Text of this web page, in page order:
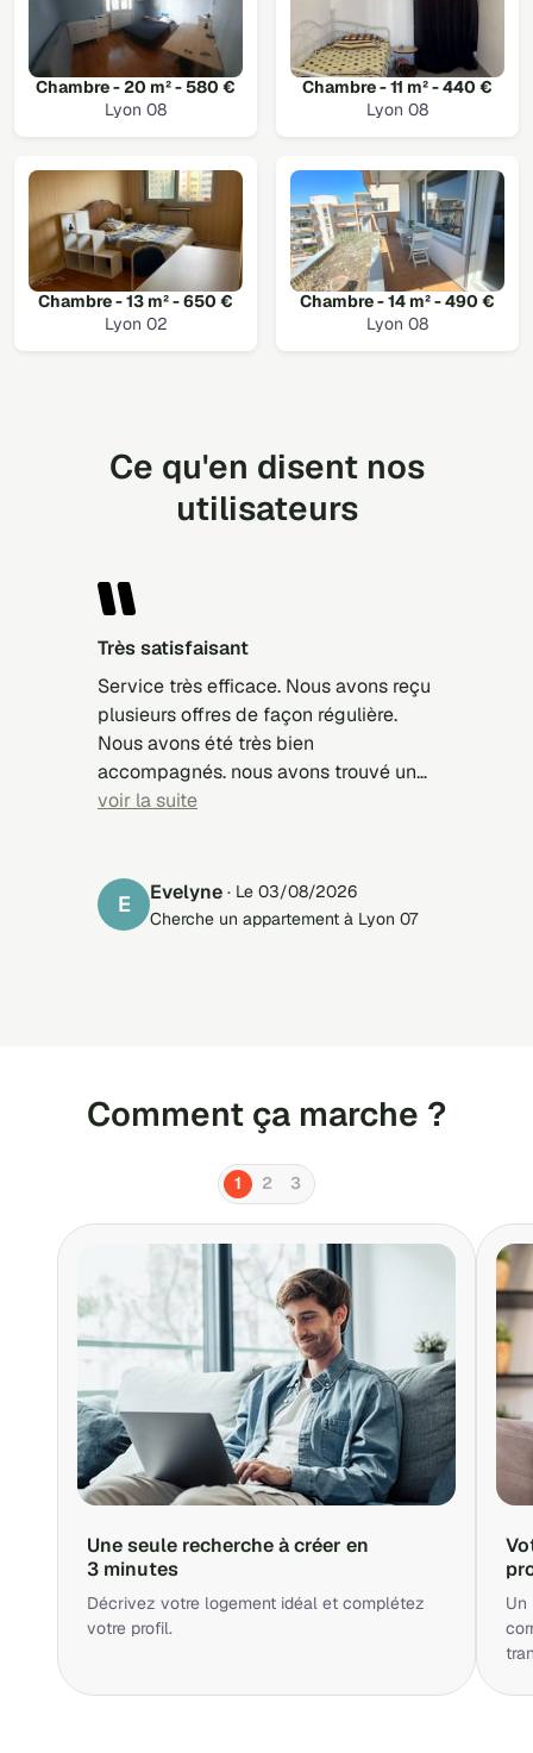
Chambre - 20 m² - 580 €
Lyon 08
Chambre - 11 m² - 440 €
Lyon 08
Chambre - 13 m² - 650 €
Lyon 02
Chambre - 14 m² - 490 €
Lyon 08
Ce qu'en disent nos
utilisateurs
Très satisfaisant
Service très efficace. Nous avons reçu
plusieurs offres de façon régulière.
Nous avons été très bien
accompagnés. nous avons trouvé un
appartement pour notre fille. Merci.
voir la suite
E Evelyne · Le 03/08/2026
Cherche un appartement à Lyon 07
Comment ça marche ?
1 2 3
Une seule recherche à créer en
3 minutes
Décrivez votre logement idéal et complétez
votre profil.
Un